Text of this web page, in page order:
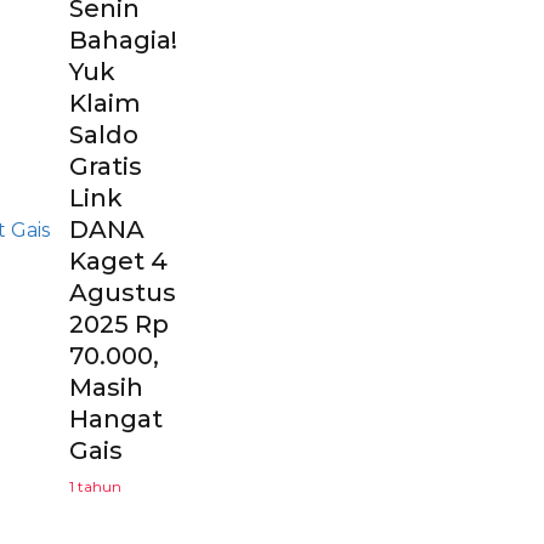
Senin
Bahagia!
Yuk
Klaim
Saldo
Gratis
Link
DANA
Kaget 4
Agustus
2025 Rp
70.000,
Masih
Hangat
Gais
1 tahun